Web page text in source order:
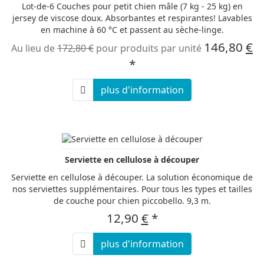
Lot-de-6 Couches pour petit chien mâle (7 kg - 25 kg) en
jersey de viscose doux. Absorbantes et respirantes! Lavables
en machine à 60 °C et passent au sèche-linge.
Au lieu de172,80 € pour produits par unité 146,80 €
*
plus d'information
Serviette en cellulose à découper
Serviette en cellulose à découper. La solution économique de
nos serviettes supplémentaires. Pour tous les types et tailles
de couche pour chien piccobello. 9,3 m.
12,90 €*
plus d'information